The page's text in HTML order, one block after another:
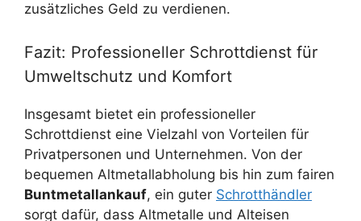
zusätzliches Geld zu verdienen.
Fazit: Professioneller Schrottdienst für
Umweltschutz und Komfort
Insgesamt bietet ein professioneller
Schrottdienst eine Vielzahl von Vorteilen für
Privatpersonen und Unternehmen. Von der
bequemen Altmetallabholung bis hin zum fairen
Buntmetallankauf, ein guter Schrotthändler
sorgt dafür, dass Altmetalle und Alteisen